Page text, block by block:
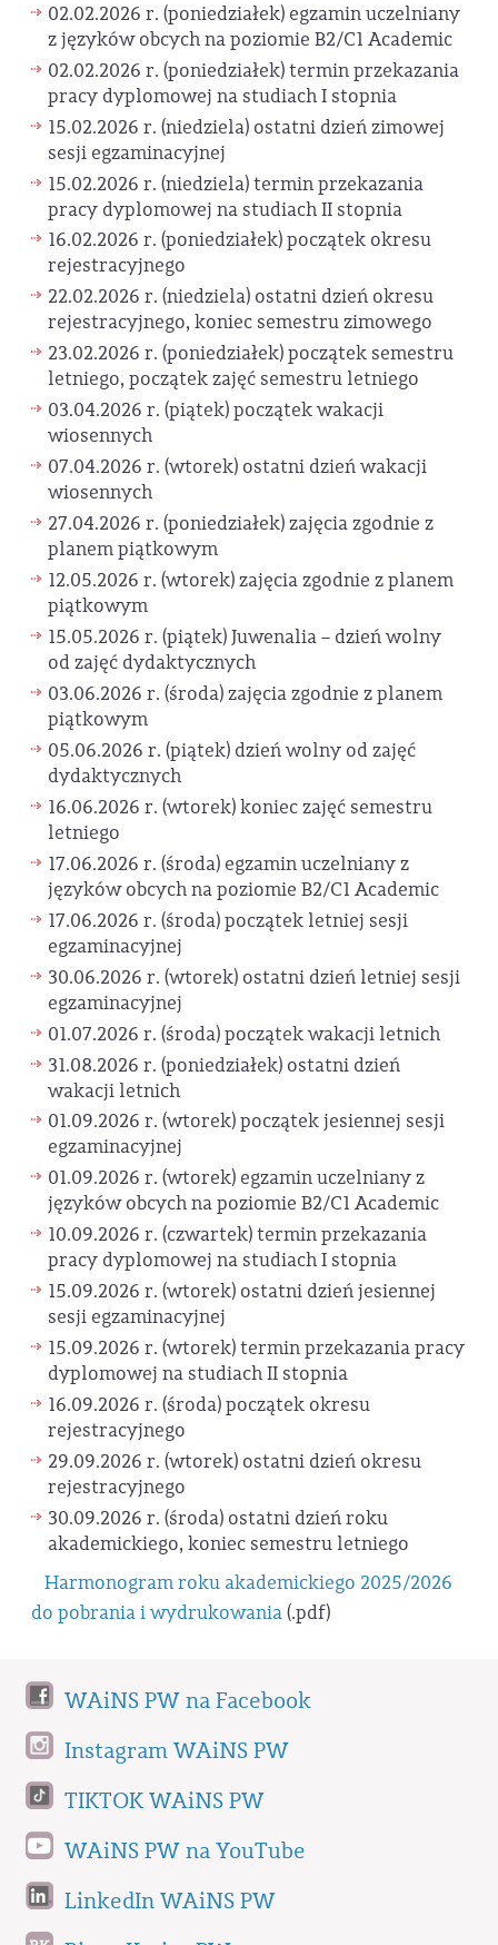
02.02.2026 r. (poniedziałek) egzamin uczelniany
z języków obcych na poziomie B2/C1 Academic
02.02.2026 r. (poniedziałek) termin przekazania
pracy dyplomowej na studiach I stopnia
15.02.2026 r. (niedziela) ostatni dzień zimowej
sesji egzaminacyjnej
15.02.2026 r. (niedziela) termin przekazania
pracy dyplomowej na studiach II stopnia
16.02.2026 r. (poniedziałek) początek okresu
rejestracyjnego
22.02.2026 r. (niedziela) ostatni dzień okresu
rejestracyjnego, koniec semestru zimowego
23.02.2026 r. (poniedziałek) początek semestru
letniego, początek zajęć semestru letniego
03.04.2026 r. (piątek) początek wakacji
wiosennych
07.04.2026 r. (wtorek) ostatni dzień wakacji
wiosennych
27.04.2026 r. (poniedziałek) zajęcia zgodnie z
planem piątkowym
12.05.2026 r. (wtorek) zajęcia zgodnie z planem
piątkowym
15.05.2026 r. (piątek) Juwenalia – dzień wolny
od zajęć dydaktycznych
03.06.2026 r. (środa) zajęcia zgodnie z planem
piątkowym
05.06.2026 r. (piątek) dzień wolny od zajęć
dydaktycznych
16.06.2026 r. (wtorek) koniec zajęć semestru
letniego
17.06.2026 r. (środa) egzamin uczelniany z
języków obcych na poziomie B2/C1 Academic
17.06.2026 r. (środa) początek letniej sesji
egzaminacyjnej
30.06.2026 r. (wtorek) ostatni dzień letniej sesji
egzaminacyjnej
01.07.2026 r. (środa) początek wakacji letnich
31.08.2026 r. (poniedziałek) ostatni dzień
wakacji letnich
01.09.2026 r. (wtorek) początek jesiennej sesji
egzaminacyjnej
01.09.2026 r. (wtorek) egzamin uczelniany z
języków obcych na poziomie B2/C1 Academic
10.09.2026 r. (czwartek) termin przekazania
pracy dyplomowej na studiach I stopnia
15.09.2026 r. (wtorek) ostatni dzień jesiennej
sesji egzaminacyjnej
15.09.2026 r. (wtorek) termin przekazania pracy
dyplomowej na studiach II stopnia
16.09.2026 r. (środa) początek okresu
rejestracyjnego
29.09.2026 r. (wtorek) ostatni dzień okresu
rejestracyjnego
30.09.2026 r. (środa) ostatni dzień roku
akademickiego, koniec semestru letniego
Harmonogram roku akademickiego 2025/2026
do pobrania i wydrukowania(.pdf)
WAiNS PW na Facebook
Instagram WAiNS PW
TIKTOK WAiNS PW
WAiNS PW na YouTube
LinkedIn WAiNS PW